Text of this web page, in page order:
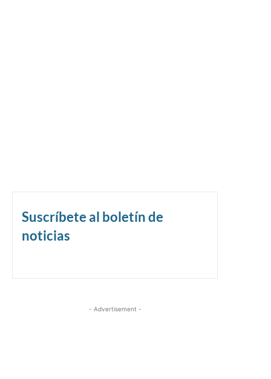
Suscríbete al boletín de
noticias
- Advertisement -